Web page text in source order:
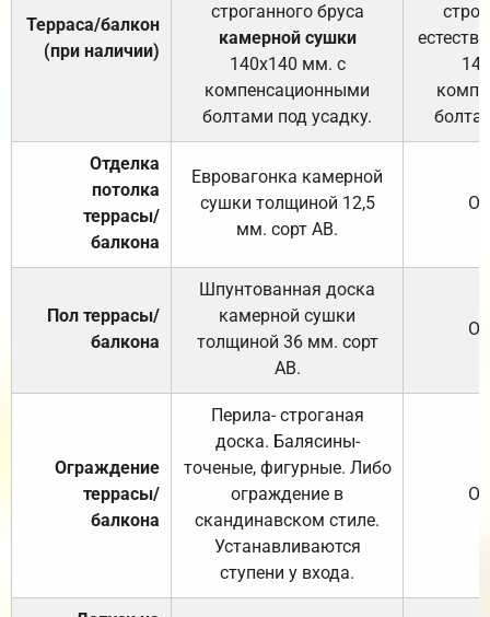
Терраса/балкон
(при наличии)
строганного бруса
камерной сушки
140х140 мм. с
компенсационными
болтами под усадку.
Отделка
потолка
террасы/
балкона
Евровагонка камерной
сушки толщиной 12,5
мм. сорт АВ.
Пол террасы/
балкона
Шпунтованная доска
камерной сушки
толщиной 36 мм. сорт
АВ.
Ограждение
террасы/
балкона
Перила- строганая
доска. Балясины-
точеные, фигурные. Либо
ограждение в
скандинавском стиле.
Устанавливаются
ступени у входа.